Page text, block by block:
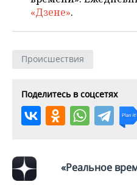
ФИГУРНОЕ КАТАНИЕ
МЕДИЦИНА
«Дзене».
Происшествия
Поделитесь в соцсетях
«Реальное